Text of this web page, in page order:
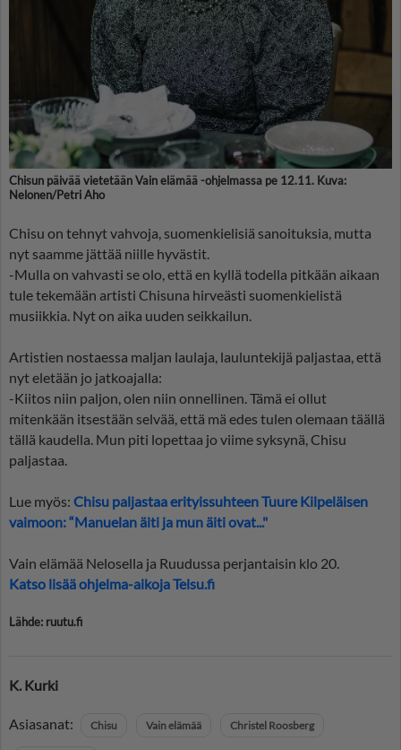
Chisun päivää vietetään Vain elämää -ohjelmassa pe 12.11. Kuva:
Nelonen/Petri Aho
Chisu on tehnyt vahvoja, suomenkielisiä sanoituksia, mutta
nyt saamme jättää niille hyvästit.
-Mulla on vahvasti se olo, että en kyllä todella pitkään aikaan
tule tekemään artisti Chisuna hirveästi suomenkielistä
musiikkia. Nyt on aika uuden seikkailun.
Artistien nostaessa maljan laulaja, lauluntekijä paljastaa, että
nyt eletään jo jatkoajalla:
-Kiitos niin paljon, olen niin onnellinen. Tämä ei ollut
mitenkään itsestään selvää, että mä edes tulen olemaan täällä
tällä kaudella. Mun piti lopettaa jo viime syksynä, Chisu
paljastaa.
Lue myös: Chisu paljastaa erityissuhteen Tuure Kilpeläisen
vaimoon: “Manuelan äiti ja mun äiti ovat..."
Vain elämää Nelosella ja Ruudussa perjantaisin klo 20.
Katso lisää ohjelma-aikoja Telsu.fi
Lähde: ruutu.fi
K. Kurki
Asiasanat: Chisu Vain elämää Christel Roosberg